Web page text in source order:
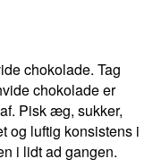
chokolade. Tag
chokolade er
Pisk æg, sukker,
og luftig konsistens i
i lidt ad gangen.